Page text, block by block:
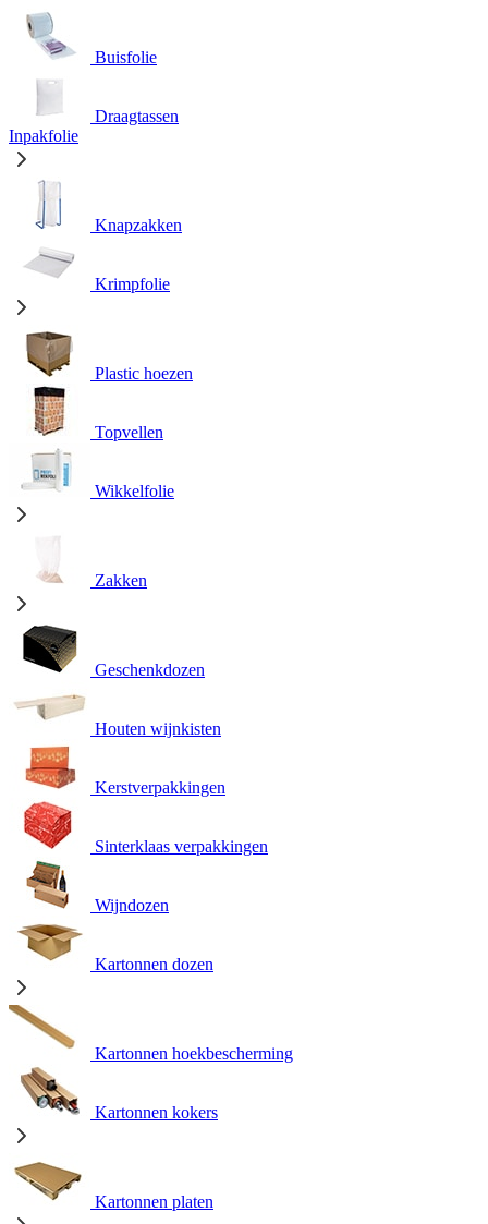
Buisfolie
Draagtassen
Inpakfolie
Knapzakken
Krimpfolie
Plastic hoezen
Topvellen
Wikkelfolie
Zakken
Geschenkdozen
Houten wijnkisten
Kerstverpakkingen
Sinterklaas verpakkingen
Wijndozen
Kartonnen dozen
Kartonnen hoekbescherming
Kartonnen kokers
Kartonnen platen